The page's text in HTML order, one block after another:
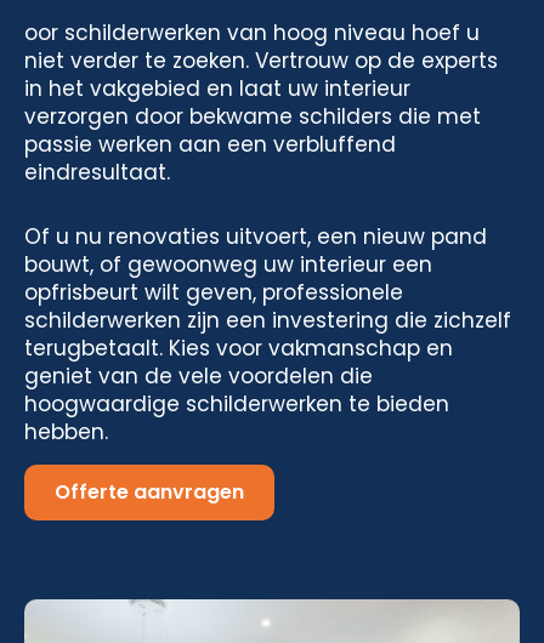
oor schilderwerken van hoog niveau hoef u
niet verder te zoeken. Vertrouw op de experts
in het vakgebied en laat uw interieur
verzorgen door bekwame schilders die met
passie werken aan een verbluffend
eindresultaat.
Of u nu renovaties uitvoert, een nieuw pand
bouwt, of gewoonweg uw interieur een
opfrisbeurt wilt geven, professionele
schilderwerken zijn een investering die zichzelf
terugbetaalt. Kies voor vakmanschap en
geniet van de vele voordelen die
hoogwaardige schilderwerken te bieden
hebben.
Offerte aanvragen